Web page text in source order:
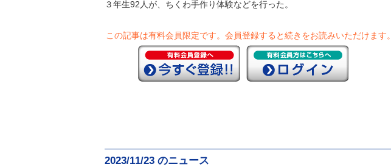
３年生92人が、ちくわ手作り体験などを行った。
この記事は有料会員限定です。 会員登録すると続きをお読みいただけます。
2023/11/23 のニュース